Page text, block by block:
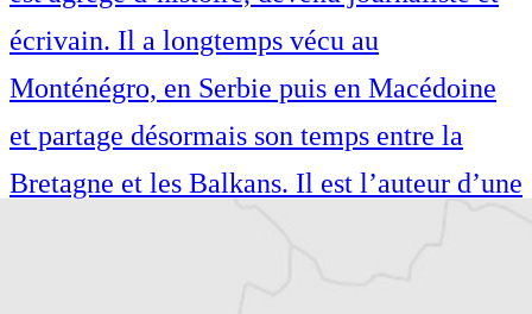
écrivain. Il a longtemps vécu au
Monténégro, en Serbie puis en Macédoine
et partage désormais son temps entre la
Bretagne et les Balkans. Il est l’auteur d’une